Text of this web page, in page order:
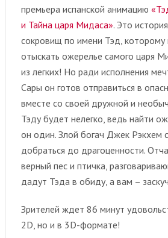
премьера испанской анимацию
и Тайна царя Мидаса». Это
сокровищ по имени Тэд, которому
отыскать ожерелье самого царя
из легких! Но ради исполнения
Сары он готов отправиться в
вместе со своей дружной и
Тэду будет нелегко, ведь найти
он один. Злой богач Джек Рэкхем
добраться до драгоценности.
верный пес и птичка,
дадут Тэда в обиду, а вам –
Зрителей ждет 86 минут
2D, но и в 3D-формате!